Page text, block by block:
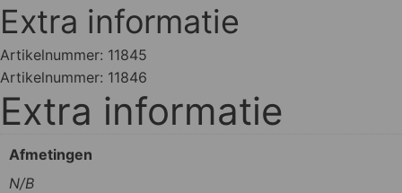
Extra informatie
Artikelnummer: 11845
Artikelnummer: 11846
Extra informatie
Afmetingen
N/B